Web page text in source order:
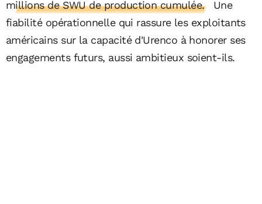
millions de SWU de production cumulée.
Une
fiabilité opérationnelle qui rassure les exploitants
américains sur la capacité d'Urenco à honorer ses
engagements futurs, aussi ambitieux soient-ils.